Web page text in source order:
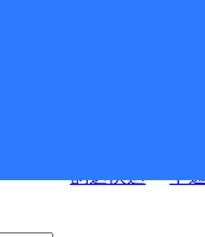
韵达快运
中